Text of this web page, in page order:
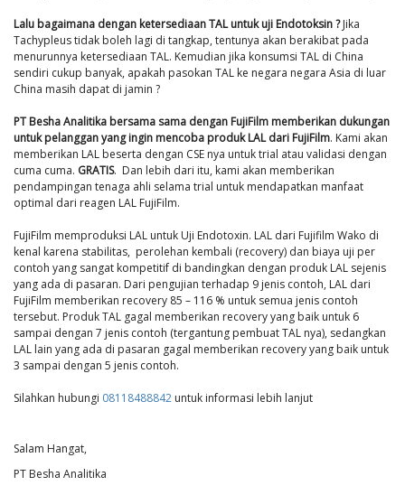
Lalu bagaimana dengan ketersediaan TAL untuk uji Endotoksin ?Jika
Tachypleus tidak boleh lagi di tangkap, tentunya akan berakibat pada
menurunnya ketersediaan TAL. Kemudian jika konsumsi TAL di China
sendiri cukup banyak, apakah pasokan TAL ke negara negara Asia di luar
China masih dapat di jamin ?
PT Besha Analitika bersama sama dengan FujiFilm memberikan dukungan
untuk pelanggan yang ingin mencoba produk LAL dari FujiFilm. Kami akan
memberikan LAL beserta dengan CSE nya untuk trial atau validasi dengan
cuma cuma. GRATIS. Dan lebih dari itu, kami akan memberikan
pendampingan tenaga ahli selama trial untuk mendapatkan manfaat
optimal dari reagen LAL FujiFilm.
FujiFilm memproduksi LAL untuk Uji Endotoxin. LAL dari Fujifilm Wako di
kenal karena stabilitas, perolehan kembali (recovery) dan biaya uji per
contoh yang sangat kompetitif di bandingkan dengan produk LAL sejenis
yang ada di pasaran. Dari pengujian terhadap 9 jenis contoh, LAL dari
FujiFilm memberikan recovery 85 – 116 % untuk semua jenis contoh
tersebut. Produk TAL gagal memberikan recovery yang baik untuk 6
sampai dengan 7 jenis contoh (tergantung pembuat TAL nya), sedangkan
LAL lain yang ada di pasaran gagal memberikan recovery yang baik untuk
3 sampai dengan 5 jenis contoh.
Silahkan hubungi 08118488842 untuk informasi lebih lanjut
Salam Hangat,
PT Besha Analitika